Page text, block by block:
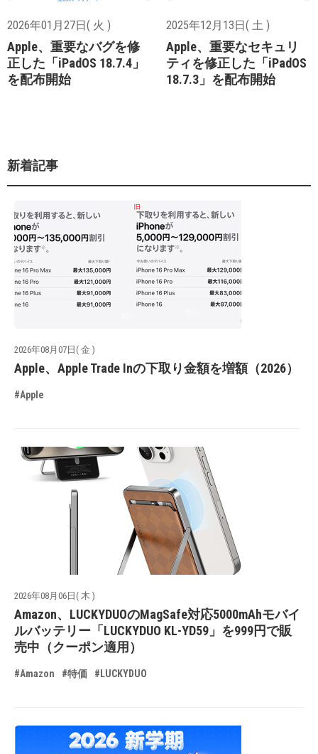
2026年01月27日( 火 )
Apple、重要なバグを修
正した「iPadOS 18.7.4」
を配布開始
2025年12月13日( 土 )
Apple、重要なセキュリ
ティを修正した「iPadOS
18.7.3」を配布開始
新着記事
2026年08月07日( 金 )
Apple、Apple Trade Inの下取り金額を増額（2026）
#Apple
2026年08月06日( 木 )
Amazon、LUCKYDUOのMagSafe対応5000mAhモバイ
ルバッテリー「LUCKYDUO KL-YD59」を999円で販
売中（クーポン適用）
#Amazon #特価 #LUCKYDUO